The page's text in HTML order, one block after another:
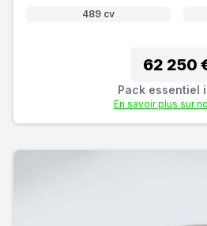
489 cv
62 250
Pack essentiel
En savoir plus sur